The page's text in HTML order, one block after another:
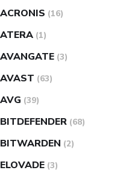
ACRONIS (16)
ATERA (1)
AVANGATE (3)
AVAST (63)
AVG (39)
BITDEFENDER (68)
BITWARDEN (2)
ELOVADE (3)